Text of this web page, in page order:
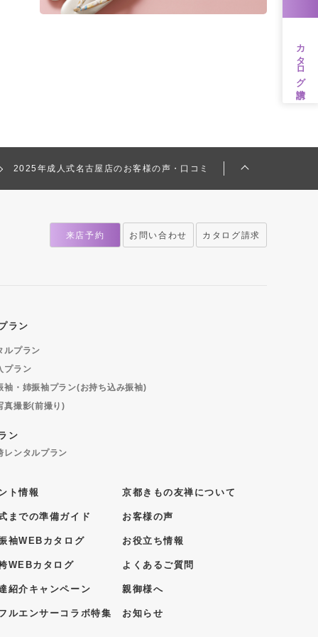
2025年成人式名古屋店のお客様の声・口コミ
カタログ請求
来店予約 お問い合わせ カタログ請求
ラン
ルプラン
プラン
袖・姉振袖プラン(お持ち込み振袖)
真撮影(前撮り)
ン
レンタルプラン
ト情報
までの準備ガイド
袖WEBカタログ
WEBカタログ
紹介キャンペーン
ルエンサーコラボ特集
京都きもの友禅について
お客様の声
お役立ち情報
よくあるご質問
親御様へ
お知らせ